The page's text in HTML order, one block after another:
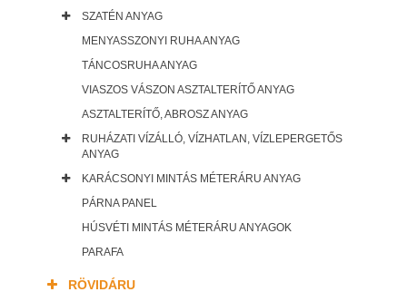
SZATÉN ANYAG
MENYASSZONYI RUHA ANYAG
TÁNCOSRUHA ANYAG
VIASZOS VÁSZON ASZTALTERÍTŐ ANYAG
ASZTALTERÍTŐ, ABROSZ ANYAG
RUHÁZATI VÍZÁLLÓ, VÍZHATLAN, VÍZLEPERGETŐS
ANYAG
KARÁCSONYI MINTÁS MÉTERÁRU ANYAG
PÁRNA PANEL
HÚSVÉTI MINTÁS MÉTERÁRU ANYAGOK
PARAFA
RÖVIDÁRU